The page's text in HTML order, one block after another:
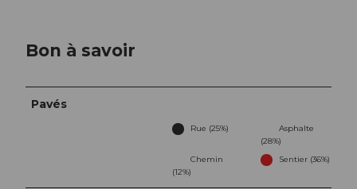
Bon à savoir
Pavés
Rue (25%)
Asphalte
(28%)
Chemin
(12%)
Sentier (36%)